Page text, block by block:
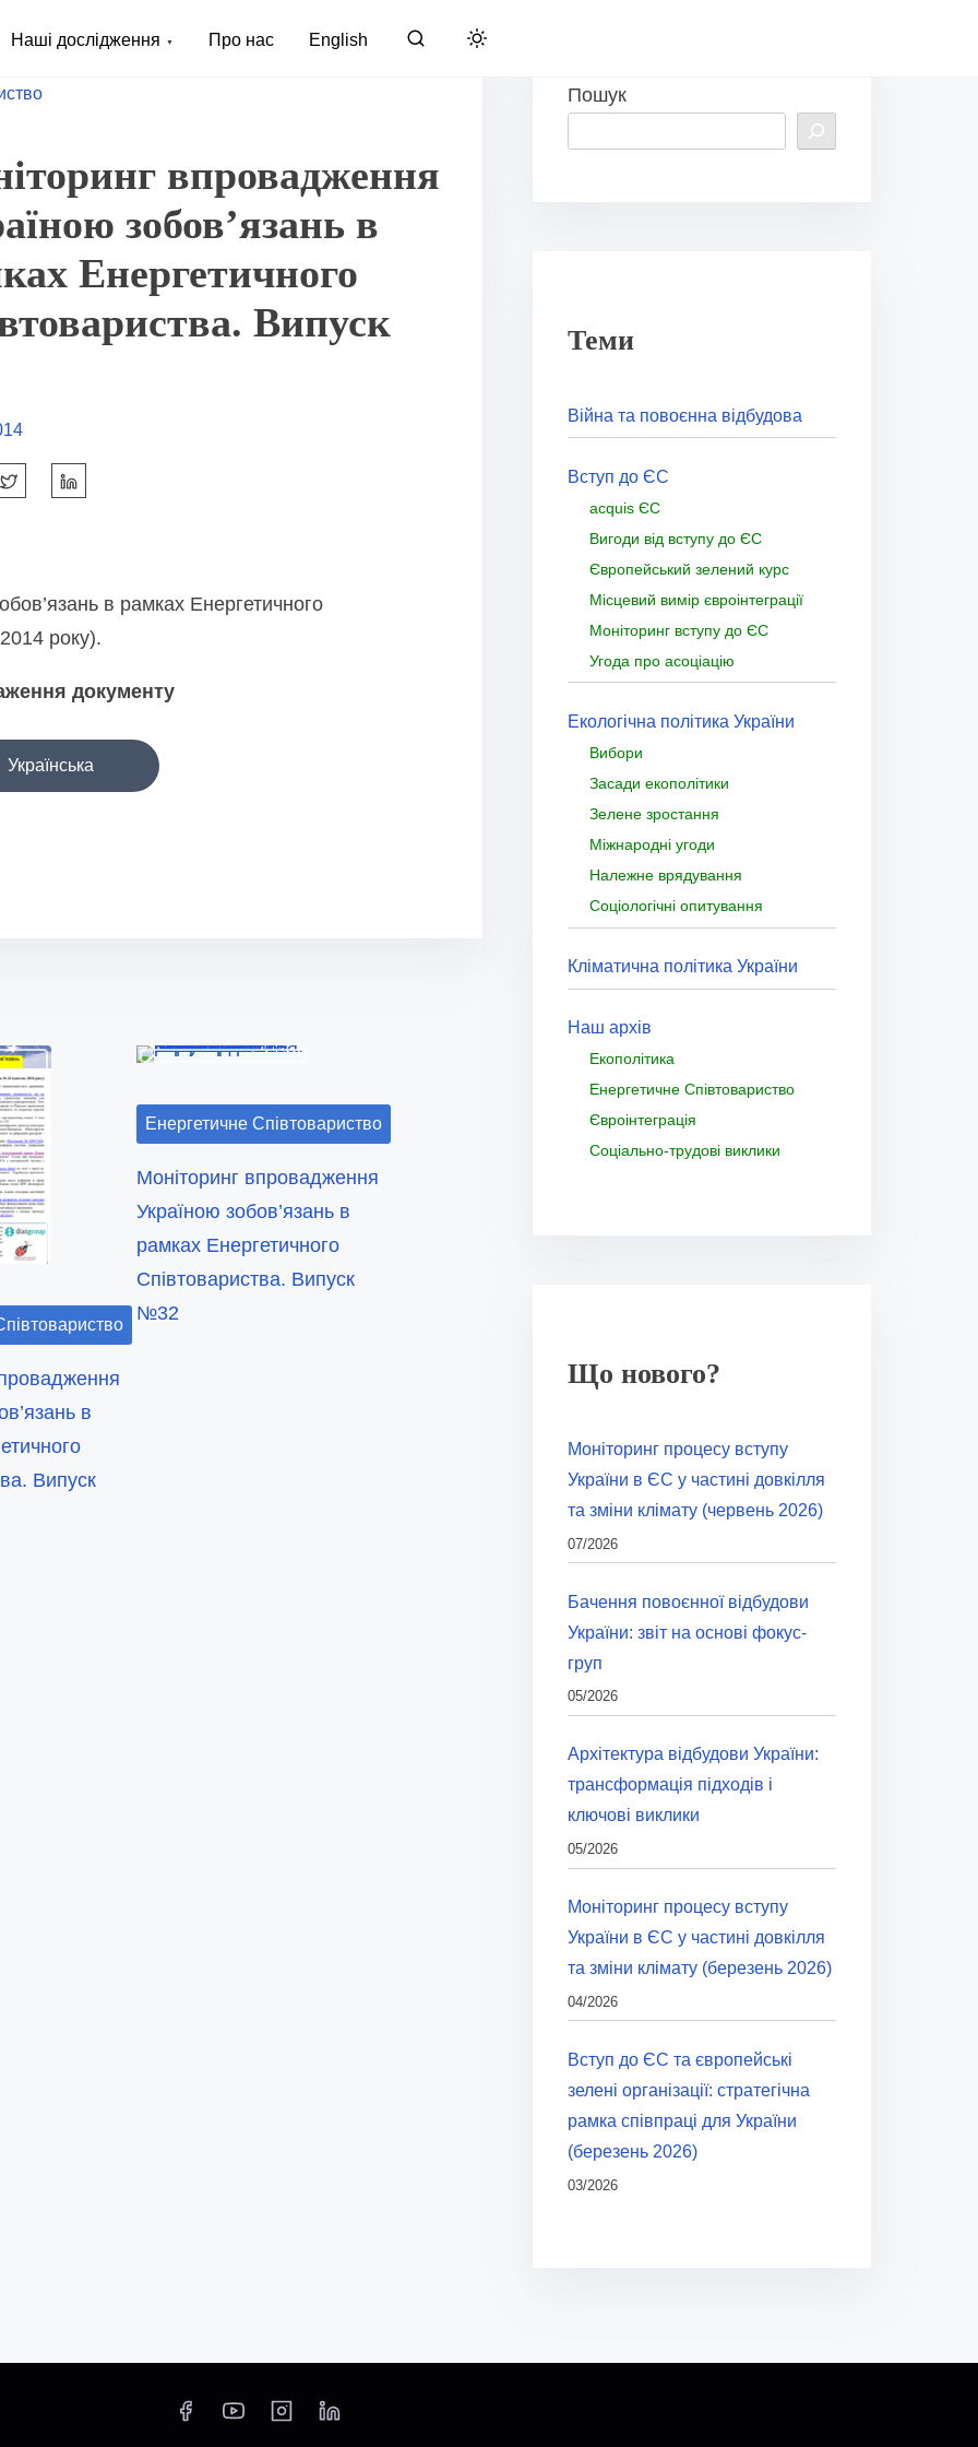
Наші дослідження Про нас English
впровадження
зобов’язань в
Енергетичного
Випуск
в рамках Енергетичного
року).
документу
Українська
в
Випуск
Енергетичне Співтовариство
Моніторинг впровадження
Україною зобов’язань в
рамках Енергетичного
Співтовариства. Випуск
№32
Пошук
Теми
Війна та повоєнна відбудова
Вступ до ЄС
acquis ЄС
Вигоди від вступу до ЄС
Європейський зелений курс
Місцевий вимір євроінтеграції
Моніторинг вступу до ЄС
Угода про асоціацію
Екологічна політика України
Вибори
Засади екополітики
Зелене зростання
Міжнародні угоди
Належне врядування
Соціологічні опитування
Кліматична політика України
Наш архів
Екополітика
Енергетичне Співтовариство
Євроінтеграція
Соціально-трудові виклики
Що нового?
Моніторинг процесу вступу
України в ЄС у частині довкілля
та зміни клімату (червень 2026)
07/2026
Бачення повоєнної відбудови
України: звіт на основі фокус-
груп
05/2026
Архітектура відбудови України:
трансформація підходів і
ключові виклики
05/2026
Моніторинг процесу вступу
України в ЄС у частині довкілля
та зміни клімату (березень 2026)
04/2026
Вступ до ЄС та європейські
зелені організації: стратегічна
рамка співпраці для України
(березень 2026)
03/2026